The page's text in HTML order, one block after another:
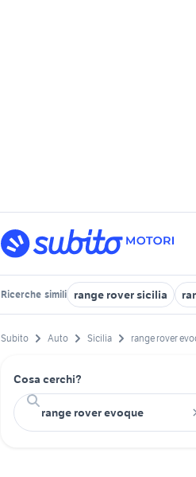
Ricerche simili range rover sicilia
Subito Auto Sicilia range rover
Cosa cerchi?